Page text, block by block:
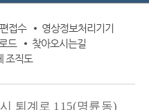
접수
영상정보처리기기
드
찾아오시는길
조직도
퇴계로 115(명륜동)